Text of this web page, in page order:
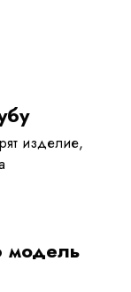
изделие,
модель